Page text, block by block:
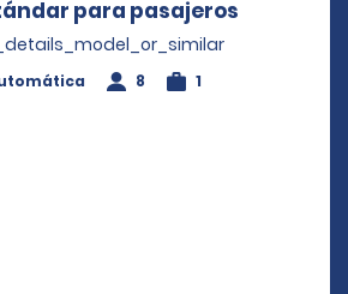
para pasajeros
8 1